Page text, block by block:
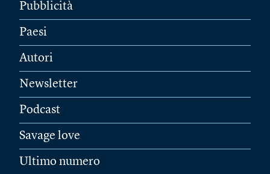
Pubblicità
Paesi
Autori
Newsletter
Podcast
Savage love
Ultimo numero